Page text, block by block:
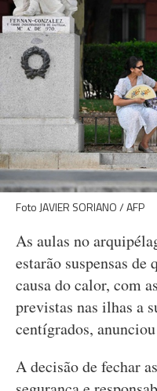
Foto JAVIER SORIANO / AFP
As aulas no
estarão suspensas
causa do calor, com
previstas nas ilhas a
centígrados,
A decisão de fechar